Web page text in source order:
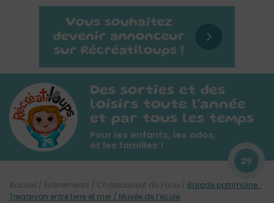
Des sorties et des
loisirs toute l'année
et par tous les temps
Pour les enfants, les ados,
et les familles !
29
Accueil / Évènements / Châteauneuf du Faou / Balade patrimoine :
Tregarvan entre terre et mer / Musée de l’école